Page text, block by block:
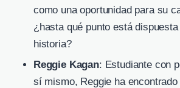
como una oportunidad para su
¿hasta qué punto está
historia?
Reggie Kagan: Estudiante con
sí mismo, Reggie ha